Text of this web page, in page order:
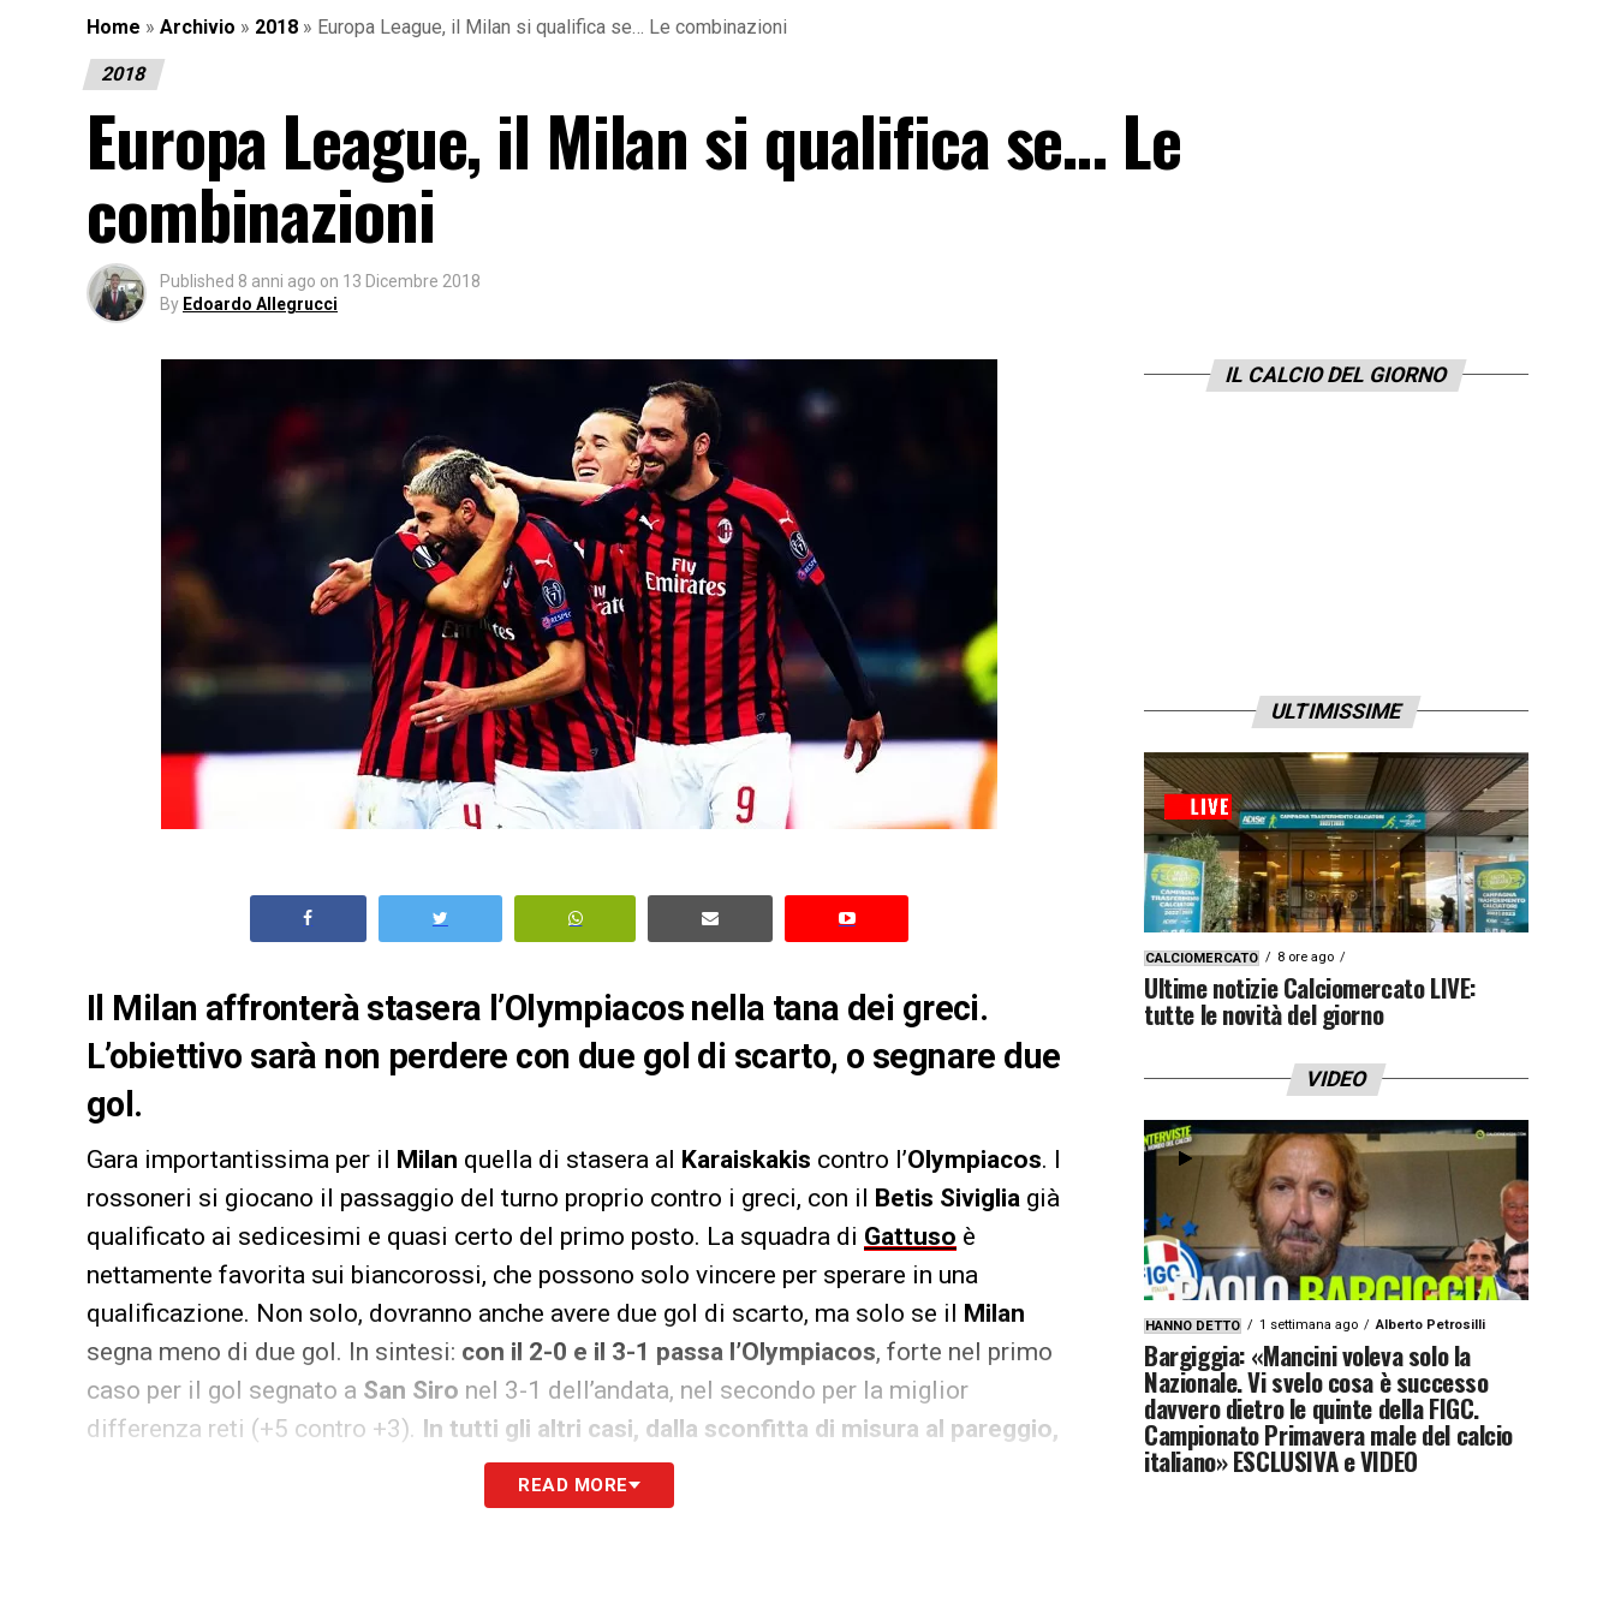
Home » Archivio » 2018 » Europa League, il Milan si qualifica se… Le combinazioni
2018
Europa League, il Milan si qualifica se… Le
combinazioni
Published 8 anni ago on 13 Dicembre 2018
By Edoardo Allegrucci
Il Milan affronterà stasera l’Olympiacos nella tana dei greci.
L’obiettivo sarà non perdere con due gol di scarto, o segnare due
gol.
Gara importantissima per il Milan quella di stasera al Karaiskakis contro l’Olympiacos. I
rossoneri si giocano il passaggio del turno proprio contro i greci, con il Betis Siviglia già
qualificato ai sedicesimi e quasi certo del primo posto. La squadra di Gattuso è
nettamente favorita sui biancorossi, che possono solo vincere per sperare in una
qualificazione. Non solo, dovranno anche avere due gol di scarto, ma solo se il Milan
segna meno di due gol. In sintesi: con il 2-0 e il 3-1 passa l’Olympiacos, forte nel primo
caso per il gol segnato a San Siro nel 3-1 dell’andata, nel secondo per la miglior
differenza reti (+5 contro +3). In tutti gli altri casi, dalla sconfitta di misura al pareggio,
saranno i rossoneri ad avere la meglio.Ci sarebbe anche il modo di arrivare primi nel
ArsenaleChelsea,ma in questo caso servirebbe un vero e
READ MORE
IL CALCIO DEL GIORNO
ULTIMISSIME
CALCIOMERCATO 8 ore ago
Ultime notizie Calciomercato LIVE:
tutte le novità del giorno
VIDEO
HANNO DETTO 1 settimana ago Alberto Petrosilli
Bargiggia: «Mancini voleva solo la
Nazionale. Vi svelo cosa è successo
davvero dietro le quinte della FIGC.
Campionato Primavera male del calcio
italiano» ESCLUSIVA e VIDEO